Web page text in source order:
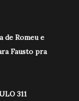
de Romeu e
Fausto pra
311